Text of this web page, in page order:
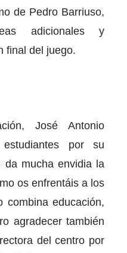
de Pedro Barriuso,
adicionales y
final del juego.
José Antonio
por su
da mucha envidia la
os enfrentáis a los
combina educación,
agradecer también
del centro por